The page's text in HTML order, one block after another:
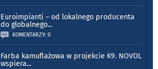
Euroimpianti – od lokalnego producenta
do globalnego...
KOMENTARZY: 0
Farba kamuflażowa w projekcie K9. NOVOL
wspiera...